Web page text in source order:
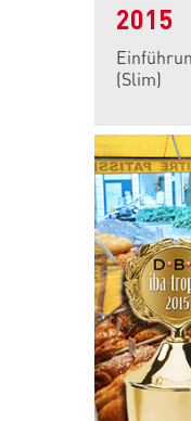
2015
(Slim)